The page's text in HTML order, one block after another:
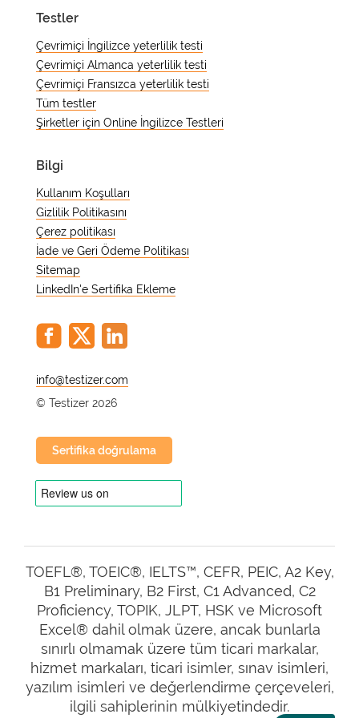
uygulamadır ki, abartılmış bir seviye
genellikle çabucak fark edilir.
Testler
Çevrimiçi İngilizce yeterlilik testi
Çevrimiçi Almanca yeterlilik testi
Çevrimiçi Fransızca yeterlilik testi
Tüm testler
Şirketler için Online İngilizce Testleri
Bilgi
Kullanım Koşulları
Gizlilik Politikasını
Çerez politikası
İade ve Geri Ödeme Politikası
Sitemap
LinkedIn'e Sertifika Ekleme
@
© Testizer 2026
Sertifika doğrulama
TOEFL®, TOEIC®, IELTS™, CEFR, PEIC, A2 Key,
B1 Preliminary, B2 First, C1 Advanced, C2
Proficiency, TOPIK, JLPT, HSK ve Microsoft
Excel® dahil olmak üzere, ancak bunlarla
sınırlı olmamak üzere tüm ticari markalar,
hizmet markaları, ticari isimler, sınav isimleri,
yazılım isimleri ve değerlendirme çerçeveleri,
ilgili sahiplerinin mülkiyetindedir.